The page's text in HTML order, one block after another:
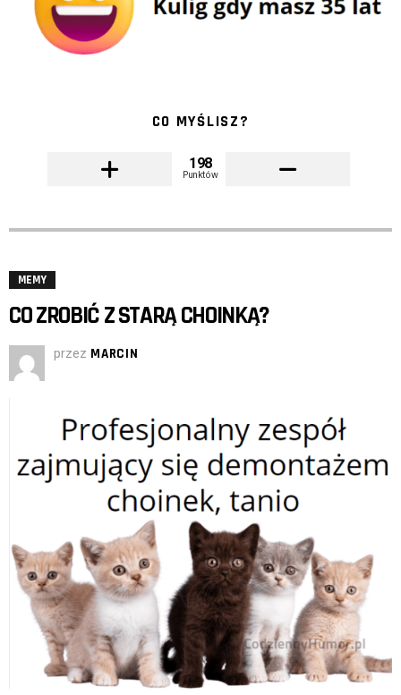
CO MYŚLISZ?
198
Punktów
MEMY
CO ZROBIĆ Z STARĄ CHOINKĄ?
przez MARCIN